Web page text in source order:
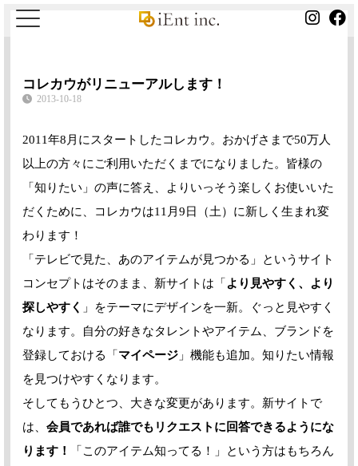
コレカウがリニューアルします！
2013-10-18
2011年8月にスタートしたコレカウ。おかげさまで50万人
以上の方々にご利用いただくまでになりました。皆様の
「知りたい」の声に答え、よりいっそう楽しくお使いいた
だくために、コレカウは11月9日（土）に新しく生まれ変
わります！
「テレビで見た、あのアイテムが見つかる」というサイト
コンセプトはそのまま、新サイトは「 より見やすく、より
探しやすく 」をテーマにデザインを一新。ぐっと見やすく
なります。自分の好きなタレントやアイテム、ブランドを
登録しておける「 マイページ 」機能も追加。知りたい情報
を見つけやすくなります。
そしてもうひとつ、大きな変更があります。新サイトで
は、 会員であれば誰でもリクエストに回答できるようにな
ります！
「このアイテム知ってる！」という方はもちろん